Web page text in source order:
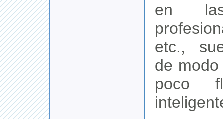
en las
etc.,
de
poco